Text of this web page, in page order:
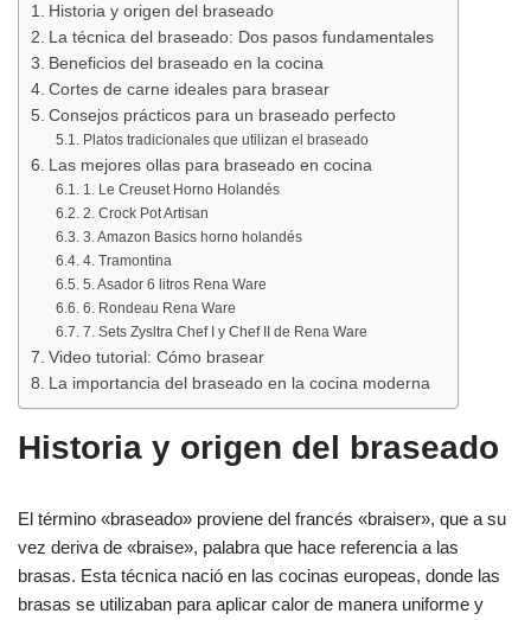
Historia y origen del braseado
La técnica del braseado: Dos pasos fundamentales
Beneficios del braseado en la cocina
Cortes de carne ideales para brasear
Consejos prácticos para un braseado perfecto
Platos tradicionales que utilizan el braseado
Las mejores ollas para braseado en cocina
1. Le Creuset Horno Holandés
2. Crock Pot Artisan
3. Amazon Basics horno holandés
4. Tramontina
5. Asador 6 litros Rena Ware
6. Rondeau Rena Ware
7. Sets Zysltra Chef I y Chef II de Rena Ware
Video tutorial: Cómo brasear
La importancia del braseado en la cocina moderna
Historia y origen del braseado
El término «braseado» proviene del francés «braiser», que a su
vez deriva de «braise», palabra que hace referencia a las
brasas. Esta técnica nació en las cocinas europeas, donde las
brasas se utilizaban para aplicar calor de manera uniforme y